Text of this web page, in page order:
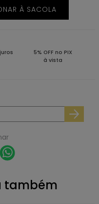
À SACOLA
5% OFF no PIX
à vista
também